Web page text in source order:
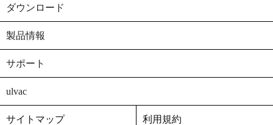
ダウンロード
製品情報
サポート
ulvac
サイトマップ 利用規約